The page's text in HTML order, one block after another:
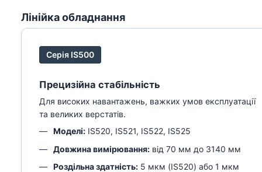
Лінійка обладнання
Серія IS500
Прецизійна стабільність
Для високих навантажень, важких умов експлуатації
та великих верстатів.
Моделі: IS520, IS521, IS522, IS525
Довжина вимірювання: від 70 мм до 3140 мм
Роздільна здатність: 5 мкм (IS520) або 1 мкм